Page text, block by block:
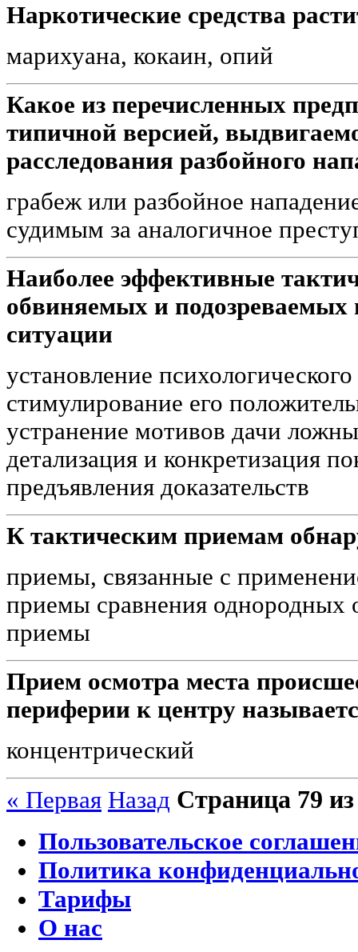
Наркотические средства
марихуана, кокаин, опий
Какое из перечисленных
типичной версией,
расследования разбойного
грабеж или разбойное
судимым за аналогичное
Наиболее эффективные
обвиняемых и подозреваемых
ситуации
установление
стимулирование его
устранение мотивов дачи
детализация и конкретизация
предъявления доказательств
К тактическим приемам
приемы, связанные с
приемы сравнения однородных
приемы
Прием осмотра места
периферии к центру
концентрический
« Первая Назад Страница 79
Пользовательское
Политика
Тарифы
О нас